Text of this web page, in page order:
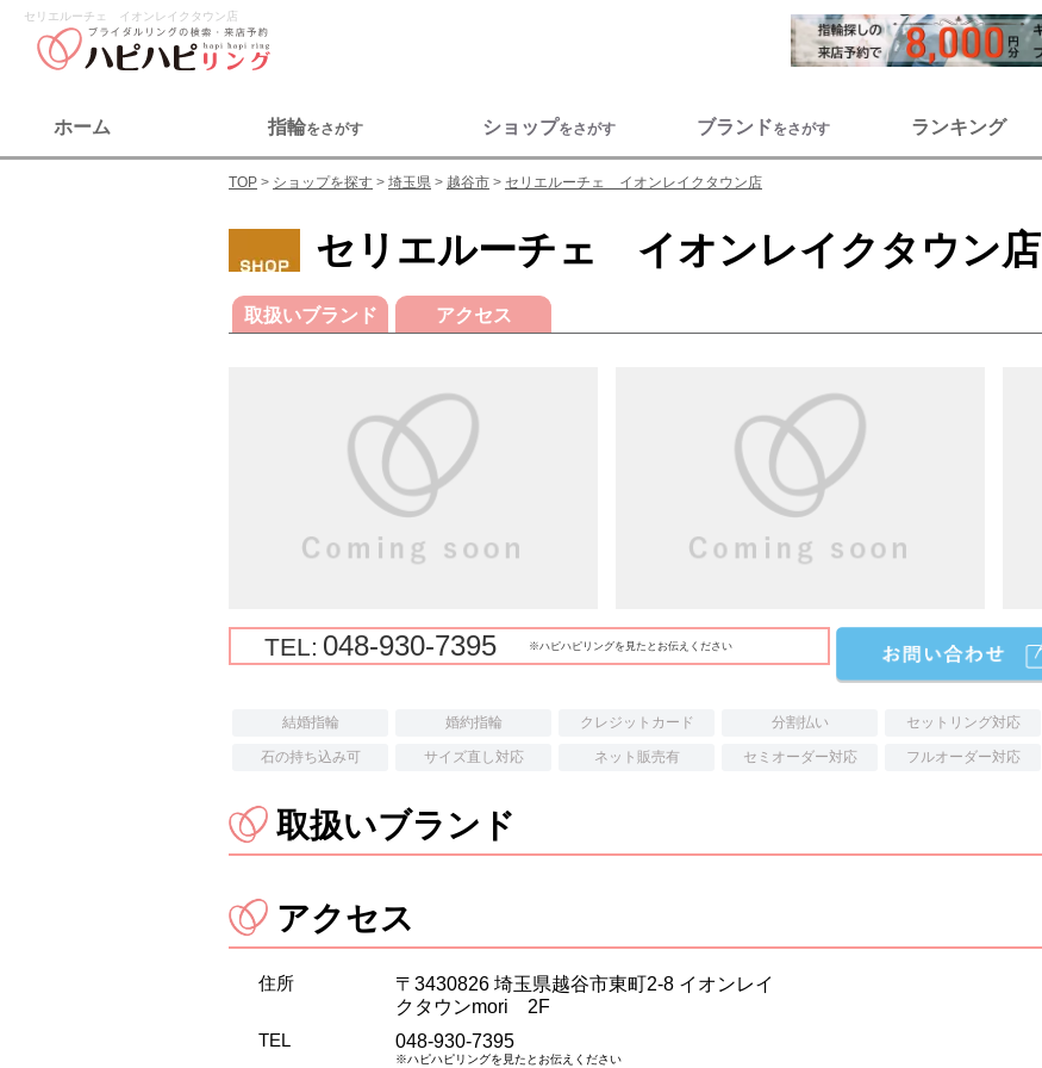
セリエルーチェ イオンレイクタウン店
ホーム 指輪をさがす ショップをさがす ブランドをさがす ランキング
TOP ショップを探す 埼玉県 越谷市 セリエルーチェ イオンレイクタウン店
セリエルーチェ イオンレイクタウン店
取扱いブランド アクセス
TEL: 048-930-7395 ※ハピハピリングを見たとお伝えください
結婚指輪 婚約指輪 クレジットカード 分割払い セットリング対応
石の持ち込み可 サイズ直し対応 ネット販売有 セミオーダー対応 フルオーダー対応
取扱いブランド
アクセス
住所
〒3430826 埼玉県越谷市東町2-8 イオンレイ
クタウンmori 2F
TEL
048-930-7395
※ハピハピリングを見たとお伝えください